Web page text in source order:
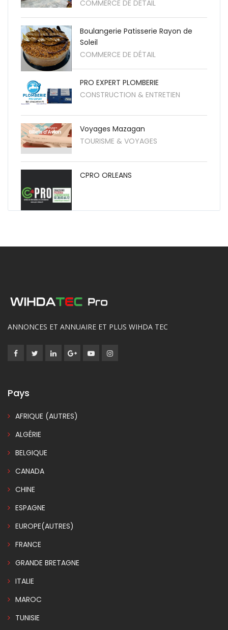
COMMERCE DE DÉTAIL
Boulangerie Patisserie Rayon de
Soleil
COMMERCE DE DÉTAIL
PRO EXPERT PLOMBERIE
CONSTRUCTION & ENTRETIEN
Voyages Mazagan
TOURISME & VOYAGES
CPRO ORLEANS
ANNONCES ET ANNUAIRE ET PLUS WIHDA TEC
Pays
AFRIQUE (AUTRES)
ALGÉRIE
BELGIQUE
CANADA
CHINE
ESPAGNE
EUROPE(AUTRES)
FRANCE
GRANDE BRETAGNE
ITALIE
MAROC
TUNISIE